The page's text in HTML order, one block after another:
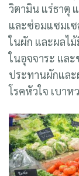
วิตามิน แร่ธาตุ
และซ่อมแซมเซ
ในผัก และผลไ
ในอุจจาระ แล
ประทานผักและ
โรคหัวใจ เบาห